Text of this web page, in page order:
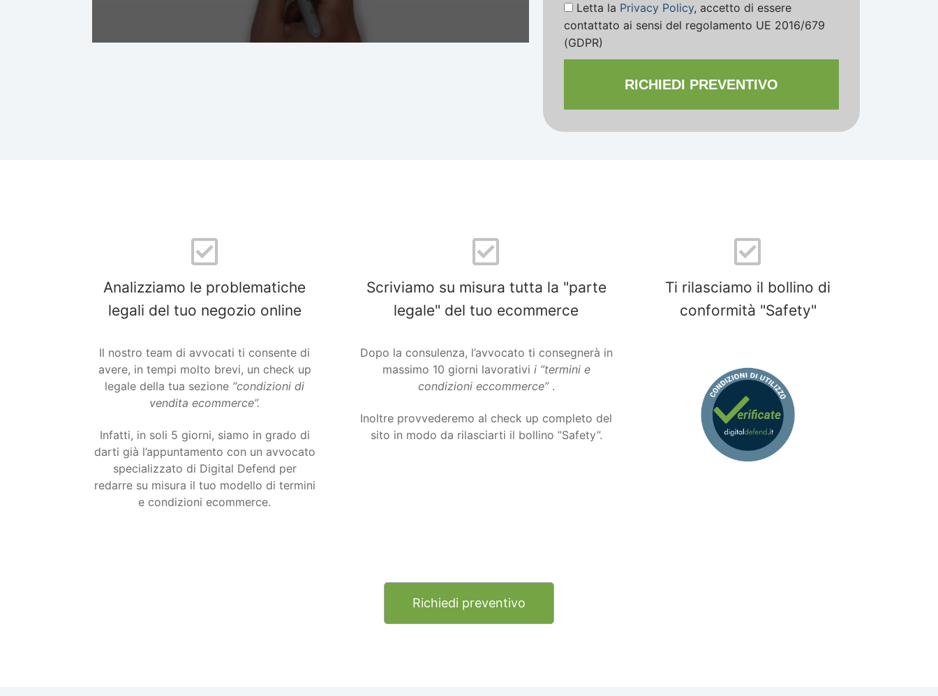
Letta la Privacy Policy, accetto di essere
contattato ai sensi del regolamento UE 2016/679
(GDPR)
RICHIEDI PREVENTIVO
Analizziamo le problematiche
legali del tuo negozio online
Il nostro team di avvocati ti consente di
avere, in tempi molto brevi, un check up
legale della tua sezione “condizioni di
vendita ecommerce”.
Infatti, in soli 5 giorni, siamo in grado di
darti già l’appuntamento con un avvocato
specializzato di Digital Defend per
redarre su misura il tuo modello di termini
e condizioni ecommerce.
Scriviamo su misura tutta la "parte
legale" del tuo ecommerce
Dopo la consulenza, l’avvocato ti consegnerà in
massimo 10 giorni lavorativi i ”termini e
condizioni eccommerce” .
Inoltre provvederemo al check up completo del
sito in modo da rilasciarti il bollino ”Safety”.
Ti rilasciamo il bollino di
conformità "Safety"
Richiedi preventivo